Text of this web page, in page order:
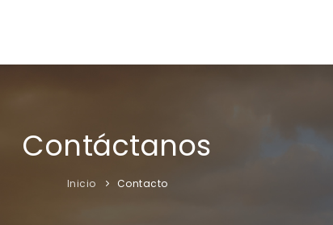
Contáctanos
Inicio Contacto